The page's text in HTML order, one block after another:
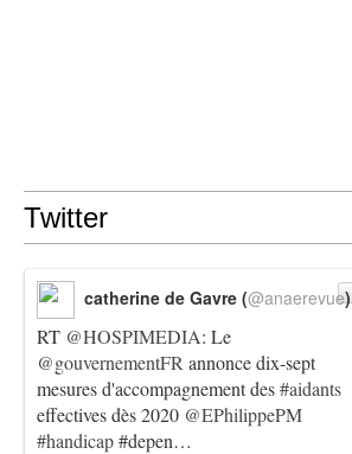
Twitter
RT @HOSPIMEDIA: Le
@gouvernementFR annonce dix-sept
mesures d'accompagnement des#aidants
effectives dès 2020 @EPhilippePM
#handicap#depen…
catherine de Gavre (@anaerevue)